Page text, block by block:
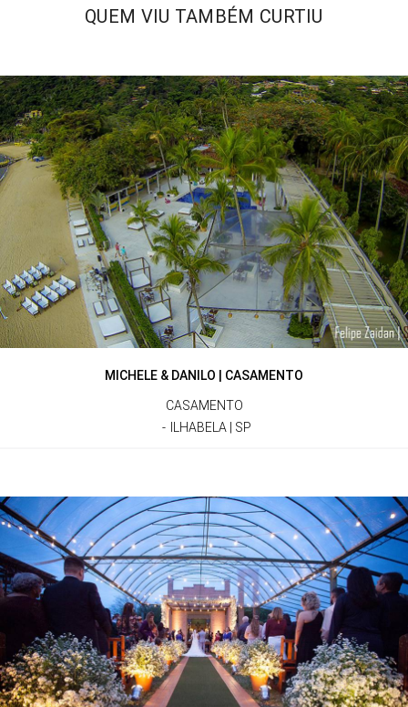
QUEM VIU TAMBÉM CURTIU
MICHELE & DANILO | CASAMENTO
CASAMENTO
ILHABELA | SP